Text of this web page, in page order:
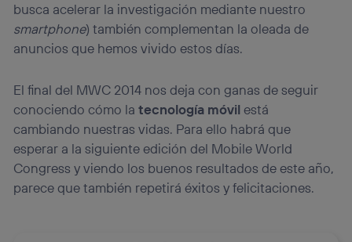
busca acelerar la investigación mediante nuestro
smartphone) también complementan la oleada de
anuncios que hemos vivido estos días.
El final del MWC 2014 nos deja con ganas de seguir
conociendo cómo latecnología móvilestá
cambiando nuestras vidas. Para ello habrá que
esperar a la siguiente edición del Mobile World
Congress y viendo los buenos resultados de este año,
parece que también repetirá éxitos y felicitaciones.